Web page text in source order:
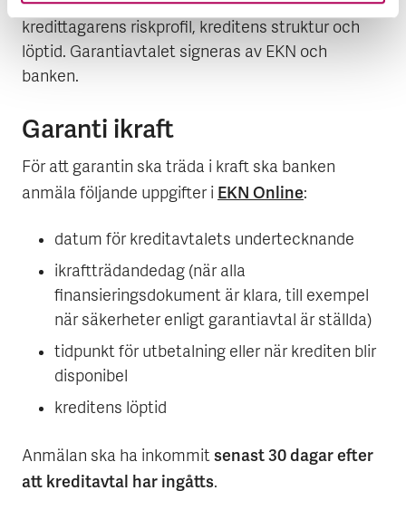
bankens ansökan och tar i beaktande
kredittagarens riskprofil, kreditens struktur och
löptid. Garantiavtalet signeras av EKN och
banken.
Garanti ikraft
För att garantin ska träda i kraft ska banken
anmäla följande uppgifter i EKN Online:
datum för kreditavtalets undertecknande
ikraftträdandedag (när alla
finansieringsdokument är klara, till exempel
när säkerheter enligt garantiavtal är ställda)
tidpunkt för utbetalning eller när krediten blir
disponibel
kreditens löptid
Anmälan ska ha inkommitsenast 30 dagar efter
att kreditavtal har ingåtts.